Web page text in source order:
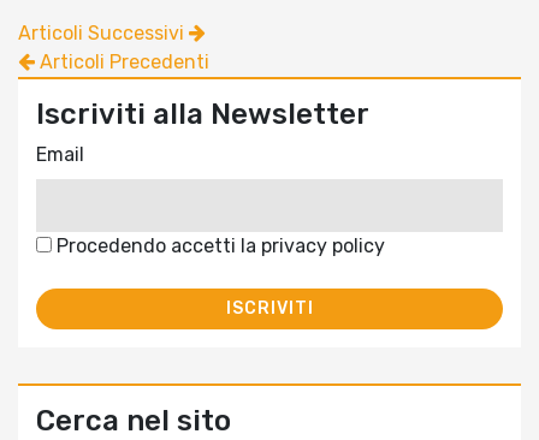
Articoli Successivi
Articoli Precedenti
Iscriviti alla Newsletter
Email
Procedendo accetti la privacy policy
Cerca nel sito